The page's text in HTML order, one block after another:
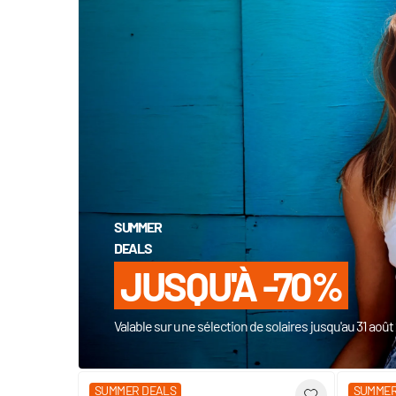
SUMMER
DEALS
JUSQU'À -70%
Valable sur une sélection de solaires jusqu'au 31
SUMMER DEALS